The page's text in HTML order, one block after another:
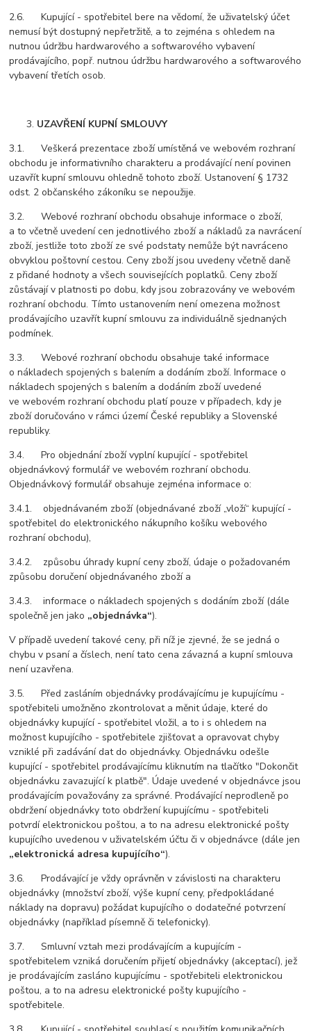
2.6. Kupující - spotřebitel bere na vědomí, že uživatelský účet
nemusí být dostupný nepřetržitě, a to zejména s ohledem na
nutnou údržbu hardwarového a softwarového vybavení
prodávajícího, popř. nutnou údržbu hardwarového a softwarového
vybavení třetích osob.
UZAVŘENÍ KUPNÍ SMLOUVY
3.1. Veškerá prezentace zboží umístěná ve webovém rozhraní
obchodu je informativního charakteru a prodávající není povinen
uzavřít kupní smlouvu ohledně tohoto zboží. Ustanovení § 1732
odst. 2 občanského zákoníku se nepoužije.
3.2. Webové rozhraní obchodu obsahuje informace o zboží,
a to včetně uvedení cen jednotlivého zboží a nákladů za navrácení
zboží, jestliže toto zboží ze své podstaty nemůže být navráceno
obvyklou poštovní cestou. Ceny zboží jsou uvedeny včetně daně
z přidané hodnoty a všech souvisejících poplatků. Ceny zboží
zůstávají v platnosti po dobu, kdy jsou zobrazovány ve webovém
rozhraní obchodu. Tímto ustanovením není omezena možnost
prodávajícího uzavřít kupní smlouvu za individuálně sjednaných
podmínek.
3.3. Webové rozhraní obchodu obsahuje také informace
o nákladech spojených s balením a dodáním zboží. Informace o
nákladech spojených s balením a dodáním zboží uvedené
ve webovém rozhraní obchodu platí pouze v případech, kdy je
zboží doručováno v rámci území České republiky a Slovenské
republiky.
3.4. Pro objednání zboží vyplní kupující - spotřebitel
objednávkový formulář ve webovém rozhraní obchodu.
Objednávkový formulář obsahuje zejména informace o:
3.4.1. objednávaném zboží (objednávané zboží „vloží“ kupující -
spotřebitel do elektronického nákupního košíku webového
rozhraní obchodu),
3.4.2. způsobu úhrady kupní ceny zboží, údaje o požadovaném
způsobu doručení objednávaného zboží a
3.4.3. informace o nákladech spojených s dodáním zboží (dále
společně jen jako „objednávka“).
V případě uvedení takové ceny, při níž je zjevné, že se jedná o
chybu v psaní a číslech, není tato cena závazná a kupní smlouva
není uzavřena.
3.5. Před zasláním objednávky prodávajícímu je kupujícímu -
spotřebiteli umožněno zkontrolovat a měnit údaje, které do
objednávky kupující - spotřebitel vložil, a to i s ohledem na
možnost kupujícího - spotřebitele zjišťovat a opravovat chyby
vzniklé při zadávání dat do objednávky. Objednávku odešle
kupující - spotřebitel prodávajícímu kliknutím na tlačítko "Dokončit
objednávku zavazující k platbě". Údaje uvedené v objednávce jsou
prodávajícím považovány za správné. Prodávající neprodleně po
obdržení objednávky toto obdržení kupujícímu - spotřebiteli
potvrdí elektronickou poštou, a to na adresu elektronické pošty
kupujícího uvedenou v uživatelském účtu či v objednávce (dále jen
„elektronická adresa kupujícího“).
3.6. Prodávající je vždy oprávněn v závislosti na charakteru
objednávky (množství zboží, výše kupní ceny, předpokládané
náklady na dopravu) požádat kupujícího o dodatečné potvrzení
objednávky (například písemně či telefonicky).
3.7. Smluvní vztah mezi prodávajícím a kupujícím -
spotřebitelem vzniká doručením přijetí objednávky (akceptací), jež
je prodávajícím zasláno kupujícímu - spotřebiteli elektronickou
poštou, a to na adresu elektronické pošty kupujícího -
spotřebitele.